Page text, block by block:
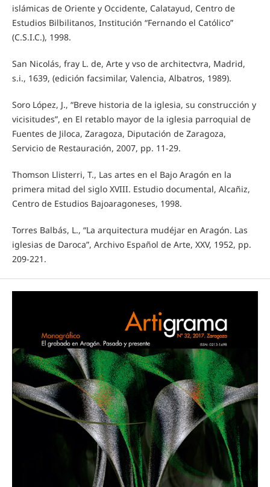
islámicas de Oriente y Occidente, Calatayud, Centro de
Estudios Bilbilitanos, Institución “Fernando el Católico”
(C.S.I.C.), 1998.
San Nicolás, fray L. de, Arte y vso de architectvra, Madrid,
s.i., 1639, (edición facsimilar, Valencia, Albatros, 1989).
Soro López, J., “Breve historia de la iglesia, su construcción y
vicisitudes”, en El retablo mayor de la iglesia parroquial de
Fuentes de Jiloca, Zaragoza, Diputación de Zaragoza,
Servicio de Restauración, 2007, pp. 11-29.
Thomson Llisterri, T., Las artes en el Bajo Aragón en la
primera mitad del siglo XVIII. Estudio documental, Alcañiz,
Centro de Estudios Bajoaragoneses, 1998.
Torres Balbás, L., “La arquitectura mudéjar en Aragón. Las
iglesias de Daroca”, Archivo Español de Arte, XXV, 1952, pp.
209-221.